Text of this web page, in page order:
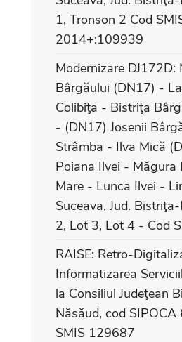
1, Tronson 2 Cod
2014+:109939
Modernizare DJ172D:
Bârgăului (DN17) -
Colibiţa - Bistriţa
- (DN17) Josenii
Strâmba - Ilva Mică
Poiana Ilvei - Măgura
Mare - Lunca Ilvei -
Suceava, Jud.
2, Lot 3, Lot 4 - Cod
RAISE: Retro-
Informatizarea
la Consiliul Judeţean
Năsăud, cod SIPOCA
SMIS 129687